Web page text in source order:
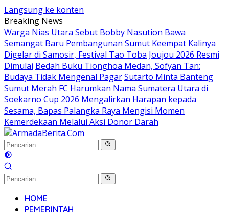
Langsung ke konten
Breaking News
Warga Nias Utara Sebut Bobby Nasution Bawa
Semangat Baru Pembangunan Sumut Keempat Kalinya
Digelar di Samosir, Festival Tao Toba Joujou 2026 Resmi
Dimulai Bedah Buku Tionghoa Medan, Sofyan Tan:
Budaya Tidak Mengenal PagarSutarto Minta Banteng
Sumut Merah FC Harumkan Nama Sumatera Utara di
Soekarno Cup 2026 Mengalirkan Harapan kepada
Sesama, Bapas Palangka Raya Mengisi Momen
Kemerdekaan Melalui Aksi Donor Darah
HOME
PEMERINTAH